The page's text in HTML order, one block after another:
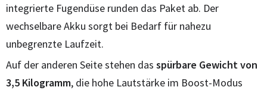
integrierte Fugendüse runden das Paket ab. Der
wechselbare Akku sorgt bei Bedarf für nahezu
unbegrenzte Laufzeit.
Auf der anderen Seite stehen das spürbare Gewicht von
3,5 Kilogramm, die hohe Lautstärke im Boost-Modus